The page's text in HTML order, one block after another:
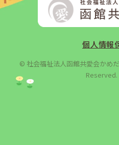
個人情報
© 社会福祉法人函館共愛会かめ
Reserved.